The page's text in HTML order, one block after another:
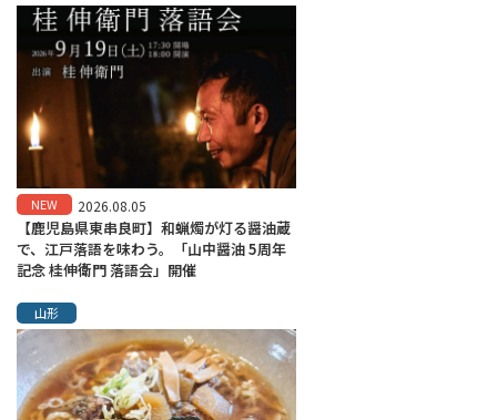
NEW 2026.08.05
【鹿児島県東串良町】和蝋燭が灯る醤油蔵
で、江戸落語を味わう。「山中醤油 5周年
記念 桂伸衛門 落語会」開催
山形